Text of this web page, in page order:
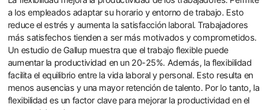
a los empleados adaptar su horario y entorno de trabajo. Esto
reduce el estrés y aumenta la satisfacción laboral. Trabajadores
más satisfechos tienden a ser más motivados y comprometidos.
Un estudio de Gallup muestra que el trabajo flexible puede
aumentar la productividad en un 20-25%. Además, la flexibilidad
facilita el equilibrio entre la vida laboral y personal. Esto resulta en
menos ausencias y una mayor retención de talento. Por lo tanto, la
flexibilidad es un factor clave para mejorar la productividad en el